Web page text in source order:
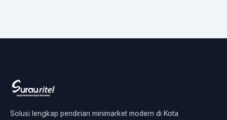
Solusi lengkap pendirian minimarket modern di Kota